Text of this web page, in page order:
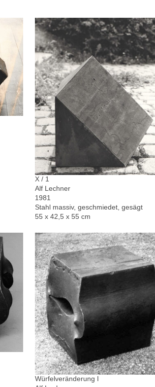
X / 1
Alf Lechner
1981
Stahl massiv, geschmiedet, gesägt
55 x 42,5 x 55 cm
Würfelveränderung I